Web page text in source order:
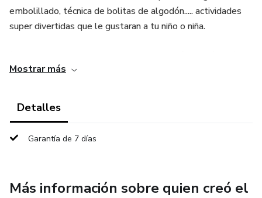
embolillado, técnica de bolitas de algodón..... actividades
super divertidas que le gustaran a tu niño o niña.
Mostrar más
Detalles
Garantía de 7 días
Más información sobre quien creó el